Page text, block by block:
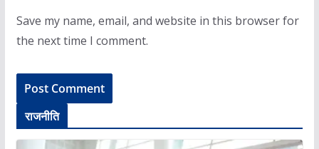
Save my name, email, and website in this browser for
the next time I comment.
राजनीति